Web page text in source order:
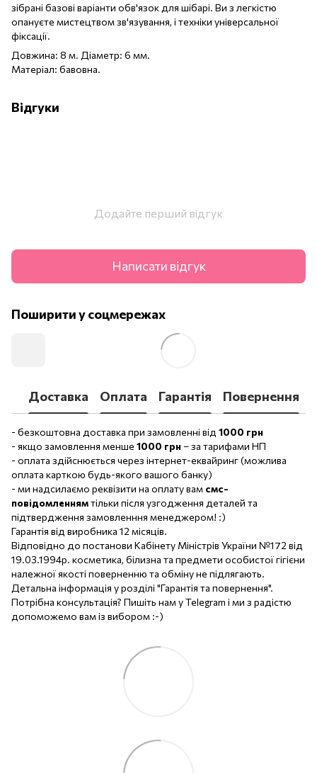
зібрані базові варіанти обв'язок для шібарі. Ви з легкістю
опануєте мистецтвом зв'язування, і техніки універсальної
фіксації.
Довжина: 8 м. Діаметр: 6 мм.
Матеріал: бавовна.
Відгуки
Додайте перший відгук
Написати відгук
Поширити у соцмережах
Доставка Оплата Гарантія Повернення
- безкоштовна доставка при замовленні від 1000 грн
- якщо замовлення менше 1000 грн– за тарифами НП
- оплата здійснюється через інтернет-еквайринг (можлива
оплата карткою будь-якого вашого банку)
- ми надсилаємо реквізити на оплату вам смс-
повідомленнямтільки після узгодження деталей та
підтвердження замовленння менеджером! :)
Гарантія від виробника 12 місяців.
Відповідно до постанови Кабінету Міністрів України №172 від
19.03.1994р. косметика, білизна та предмети особистої гігієни
належної якості поверненню та обміну не підлягають.
Детальна інформація у розділі "Гарантія та повернення".
Потрібна консультація? Пишіть нам у Telegram і ми з радістю
допоможемо вам із вибором :-)